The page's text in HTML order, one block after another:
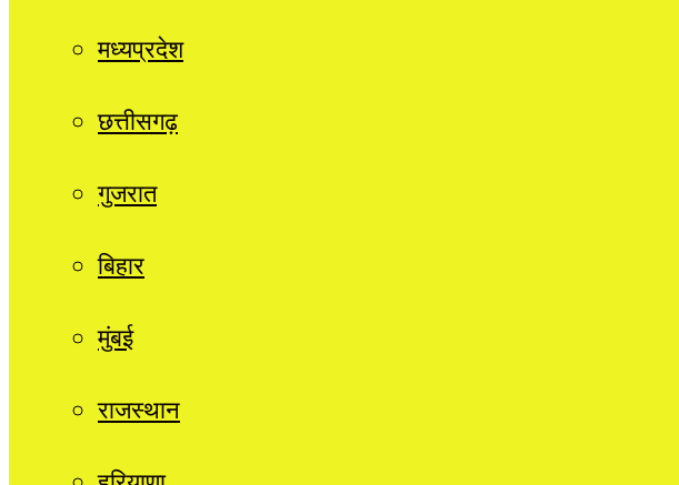
मध्यप्रदेश
छत्तीसगढ़
गुजरात
बिहार
मुंबई
राजस्थान